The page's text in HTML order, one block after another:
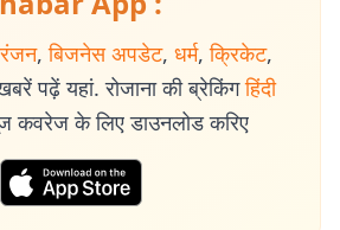
, बिजनेस अपडेट, धर्म, क्रिकेट,
पढ़ें यहां. रोजाना की ब्रेकिंग हिंदी
कवरेज के लिए डाउनलोड करिए